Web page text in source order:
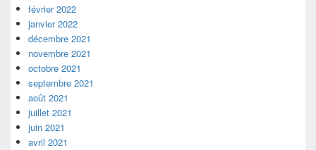
février 2022
janvier 2022
décembre 2021
novembre 2021
octobre 2021
septembre 2021
août 2021
juillet 2021
juin 2021
avril 2021